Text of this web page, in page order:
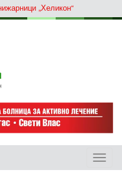
„Хеликон“
Toggle